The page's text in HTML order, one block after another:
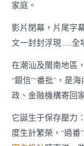
家庭。
影片閉幕，片尾字
文一封封浮現……全
在潮汕及閩南地區
“銀信”“番批”，是
政、金融機構寄回
它誕生于保存壓力
度生計繁榮，“過